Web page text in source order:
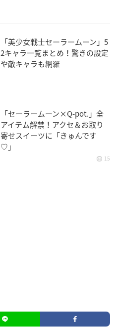
「美少女戦士セーラームーン」5
2キャラ一覧まとめ！驚きの設定
や敵キャラも網羅
「セーラームーン×Q-pot.」全
アイテム解禁！アクセ＆お取り
寄せスイーツに「きゅんです
♡」
15